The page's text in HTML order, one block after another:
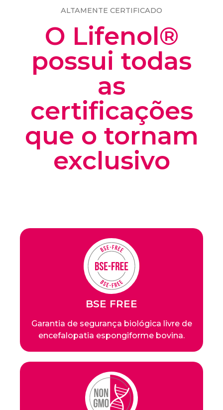
ALTAMENTE CERTIFICADO
O Lifenol®
possui todas
as
certificações
que o tornam
exclusivo
BSE FREE
Garantia de segurança biológica livre de
encefalopatia espongiforme bovina.